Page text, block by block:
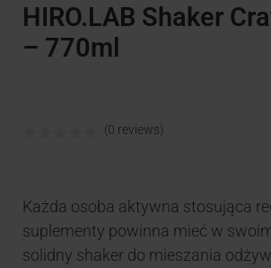
HIRO.LAB Shaker
– 770ml
(0 reviews)
Każda osoba aktywna stosująca
suplementy powinna mieć w
solidny shaker do mieszania